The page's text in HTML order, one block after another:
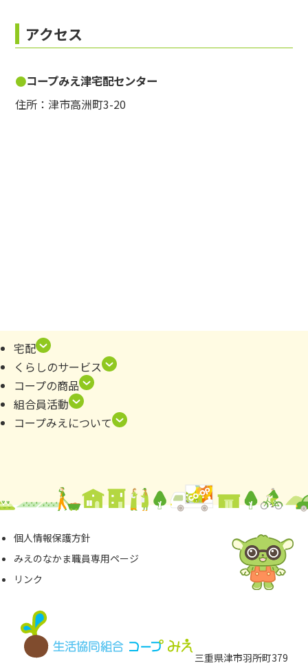
アクセス
コープみえ津宅配センター
住所：津市高洲町3-20
宅配
くらしのサービス
コープの商品
組合員活動
コープみえについて
三重県津市⽻所町379
個⼈情報保護⽅針
みえのなかま職員専⽤ページ
リンク